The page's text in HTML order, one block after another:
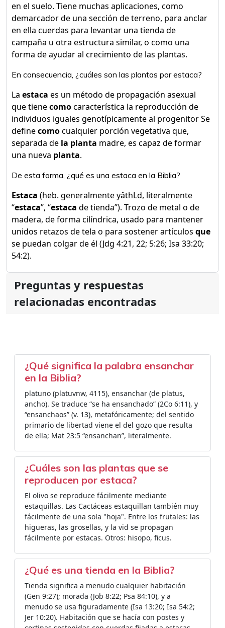
en el suelo. Tiene muchas aplicaciones, como
demarcador de una sección de terreno, para anclar
en ella cuerdas para levantar una tienda de
campaña u otra estructura similar, o como una
forma de ayudar al crecimiento de las plantas.
En consecuencia, ¿cuáles son las plantas por estaca?
La estaca es un método de propagación asexual
que tienecomocaracterística la reproducción de
individuos iguales genotípicamente al progenitor Se
definecomocualquier porción vegetativa que,
separada de la planta madre, es capaz de formar
una nueva planta.
De esta forma, ¿qué es una estaca en la Biblia?
Estaca (heb. generalmente yâthLd, literalmente
“estaca”, “estaca de tienda”). Trozo de metal o de
madera, de forma cilíndrica, usado para mantener
unidos retazos de tela o para sostener artículos que
se puedan colgar de él (Jdg 4:21, 22; 5:26; Isa 33:20;
54:2).
Preguntas y respuestas
relacionadas encontradas
¿Qué significa la palabra ensanchar
en la Biblia?
platuno (platuvnw, 4115), ensanchar (de platus,
ancho). Se traduce “se ha ensanchado” (2Co 6:11), y
“ensanchaos” (v. 13), metafóricamente; del sentido
primario de libertad viene el del gozo que resulta
de ella; Mat 23:5 “ensanchan”, literalmente.
¿Cuáles son las plantas que se
reproducen por estaca?
El olivo se reproduce fácilmente mediante
estaquillas. Las Cactáceas estaquillan también muy
fácilmente de una sola "hoja". Entre los frutales: las
higueras, las grosellas, y la vid se propagan
fácilmente por estacas. Otros: hisopo, ficus.
¿Qué es una tienda en la Biblia?
Tienda significa a menudo cualquier habitación
(Gen 9:27); morada (Job 8:22; Psa 84:10), y a
menudo se usa figuradamente (Isa 13:20; Isa 54:2;
Jer 10:20). Habitación que se hacía con postes y